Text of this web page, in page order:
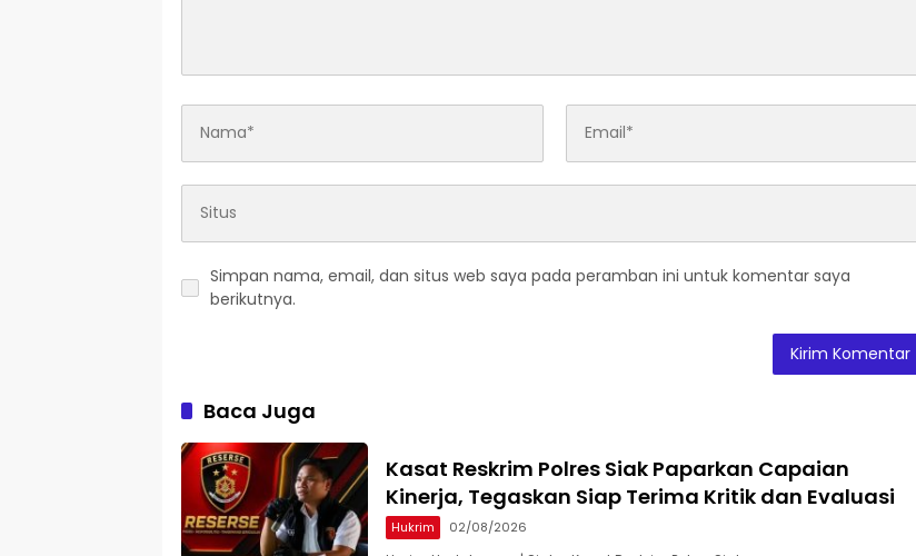
Simpan nama, email, dan situs web saya pada peramban ini untuk komentar saya
berikutnya.
Baca Juga
Kasat Reskrim Polres Siak Paparkan Capaian
Kinerja, Tegaskan Siap Terima Kritik dan Evaluasi
Hukrim 02/08/2026